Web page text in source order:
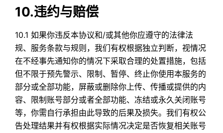
10.违约与赔偿
10.1 如果你违反本协议和/或其他你应遵守的法律法
规、服务条款与规则，我们有权根据独立判断，视情况
在不经事先通知你的情况下采取合理的处置措施，包括
但不限于预先警示、限制、暂停、终止你使用本服务的
部分或全部功能，屏蔽或删除你上传、传播或提供的内
容、限制账号部分或者全部功能、冻结或永久关闭账号
等，你需自行承担由此导致的后果及损失。我们有权公
告处理结果并有权根据实际情况决定是否恢复相关账号